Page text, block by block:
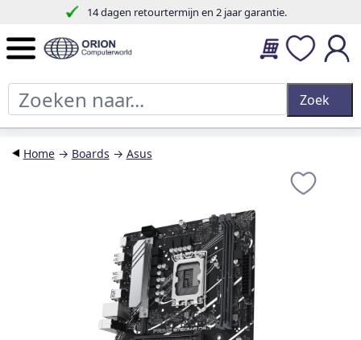
14 dagen retourtermijn en 2 jaar garantie.
Home→ Boards → Asus